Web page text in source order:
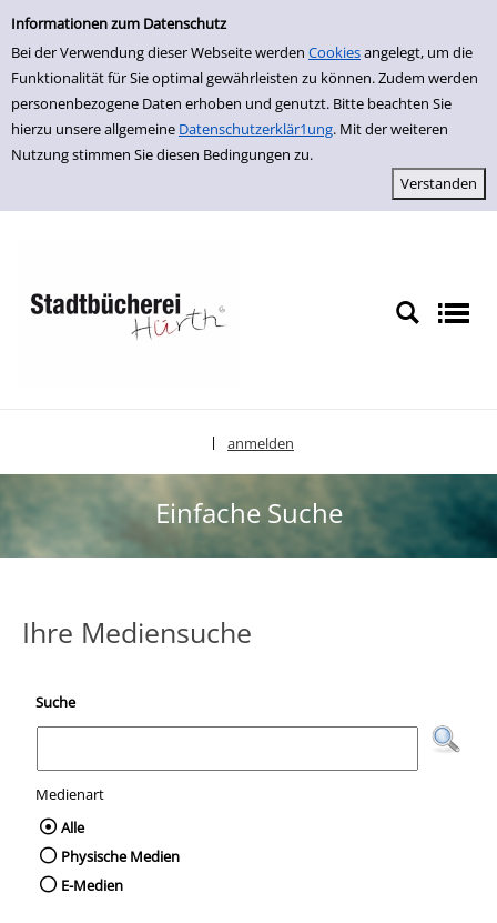
Einfache Suche
Informationen zum Datenschutz
Bei der Verwendung dieser Webseite werden Cookiesangelegt, um die
Funktionalität für Sie optimal gewährleisten zu können. Zudem werden
personenbezogene Daten erhoben und genutzt. Bitte beachten Sie
hierzu unsere allgemeine Datenschutzerklär1ung. Mit der weiteren
Nutzung stimmen Sie diesen Bedingungen zu.
zur Navigation springen
zum Inhalt springen
Zur Detailanzeige springen
anmelden
Einfache Suche
Ihre Mediensuche
Suche
Medienart
Wählen Sie die Medienart nach der Sie
Alle
Physische Medien
E-Medien